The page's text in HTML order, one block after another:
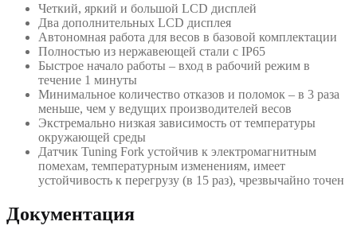
Четкий, яркий и большой LCD дисплей
Два дополнительных LCD дисплея
Автономная работа для весов в базовой комплектации
Полностью из нержавеющей стали с IP65
Быстрое начало работы – вход в рабочий режим в
течение 1 минуты
Минимальное количество отказов и поломок – в 3 раза
меньше, чем у ведущих производителей весов
Экстремально низкая зависимость от температуры
окружающей среды
Датчик Tuning Fork устойчив к электромагнитным
помехам, температурным изменениям, имеет
устойчивость к перегрузу (в 15 раз), чрезвычайно точен
Документация